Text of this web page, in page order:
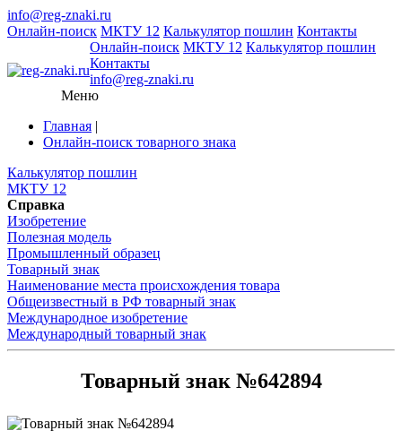
info@reg-znaki.ru
Онлайн-поиск МКТУ 12 Калькулятор пошлин Контакты
Онлайн-поиск МКТУ 12 Калькулятор пошлин
Контакты
info@reg-znaki.ru
Меню
Главная |
Онлайн-поиск товарного знака
Калькулятор пошлин
МКТУ 12
Справка
Изобретение
Полезная модель
Промышленный образец
Товарный знак
Наименование места происхождения товара
Общеизвестный в РФ товарный знак
Международное изобретение
Международный товарный знак
Товарный знак №642894